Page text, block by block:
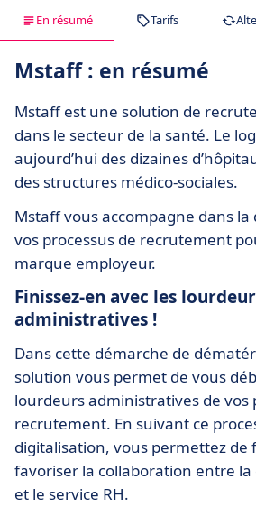
En résumé Tarifs
Mstaff : en résumé
Mstaff est une solution de
dans le secteur de la santé. Le
aujourd’hui des dizaines
des structures médico-sociales.
Mstaff vous accompagne dans
vos processus de recrutement
marque employeur.
Finissez-en avec les
administratives !
Dans cette démarche de
solution vous permet de vous
lourdeurs administratives de vos
recrutement. En suivant ce
digitalisation, vous permettez de
favoriser la collaboration entre la
et le service RH.